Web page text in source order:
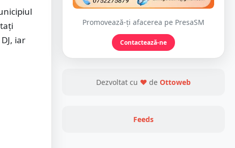
iar
Promovează-ți afacerea pe PresaSM
Contactează-ne
Dezvoltat cu ❤ de Ottoweb
Feeds